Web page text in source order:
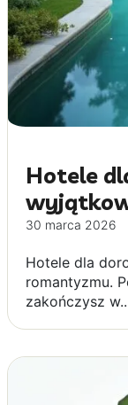
Hotele
30 marca 2026
Hotele dla
romantyzmu.
zakończysz